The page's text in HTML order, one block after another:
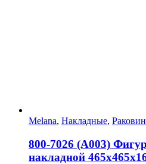
Melana, Накладные,
800-7026 (A003)
накладной